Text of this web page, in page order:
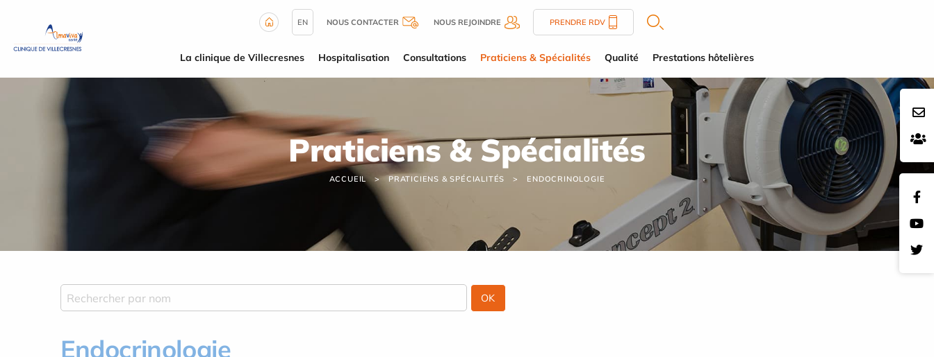
EN NOUS CONTACTER NOUS REJOINDRE PRENDRE RDV
La clinique de Villecresnes Hospitalisation Consultations Praticiens & Spécialités Qualité Prestations hôtelières
Praticiens & Spécialités
ACCUEIL PRATICIENS & SPÉCIALITÉS ENDOCRINOLOGIE
Endocrinologie